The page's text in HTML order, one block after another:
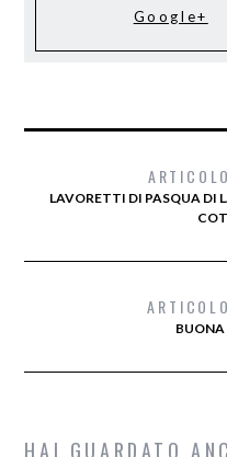
Google+
LAVORETTI DI PASQUA DI
HAI GUARDATO